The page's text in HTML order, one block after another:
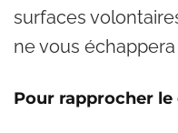
surfaces
ne vous échappera
Pour rapprocher le